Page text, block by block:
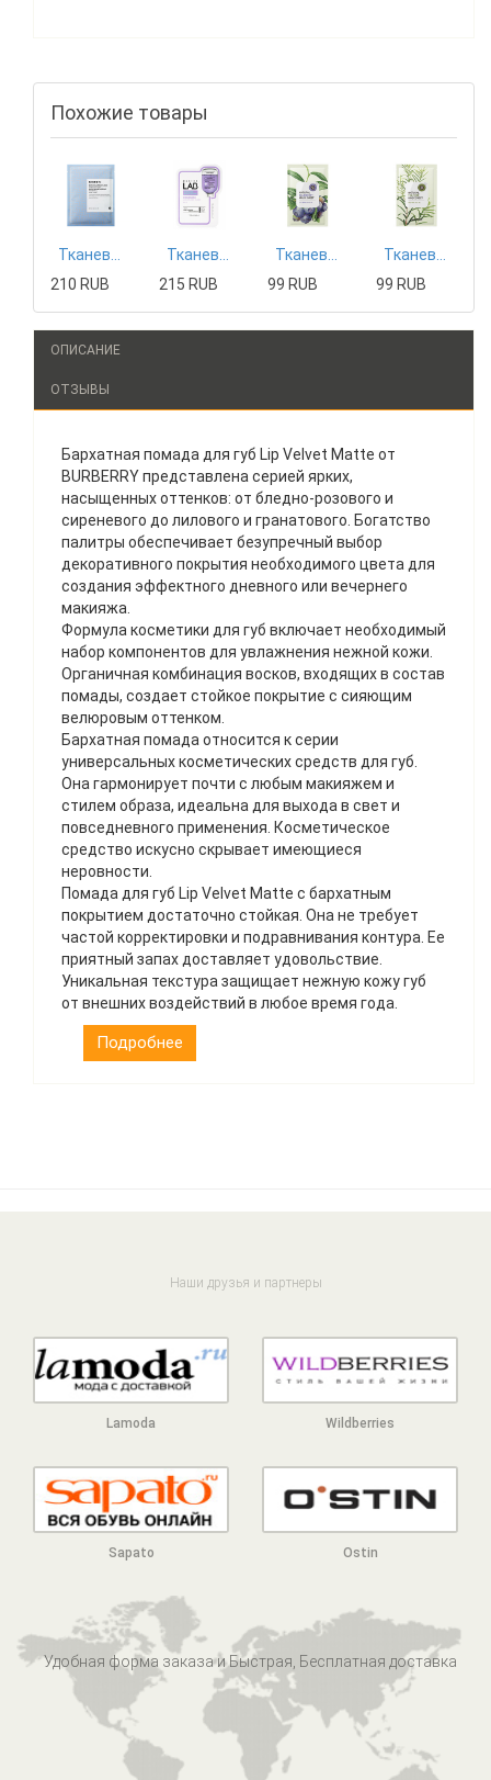
Похожие товары
210 RUB
215 RUB
99 RUB
99 RUB
ОПИСАНИЕ
ОТЗЫВЫ
Бархатная помада для губ Lip Velvet Matte от
BURBERRY представлена серией ярких,
насыщенных оттенков: от бледно-розового и
сиреневого до лилового и гранатового. Богатство
палитры обеспечивает безупречный выбор
декоративного покрытия необходимого цвета для
создания эффектного дневного или вечернего
макияжа.
Формула косметики для губ включает необходимый
набор компонентов для увлажнения нежной кожи.
Органичная комбинация восков, входящих в состав
помады, создает стойкое покрытие с сияющим
велюровым оттенком.
Бархатная помада относится к серии
универсальных косметических средств для губ.
Она гармонирует почти с любым макияжем и
стилем образа, идеальна для выхода в свет и
повседневного применения. Косметическое
средство искусно скрывает имеющиеся
неровности.
Помада для губ Lip Velvet Matte с бархатным
покрытием достаточно стойкая. Она не требует
частой корректировки и подравнивания контура. Ее
приятный запах доставляет удовольствие.
Уникальная текстура защищает нежную кожу губ
от внешних воздействий в любое время года.
Подробнее
Наши друзья и партнеры
Lamoda Wildberries
Sapato Ostin
Удобная форма заказа и Быстрая, Бесплатная доставка